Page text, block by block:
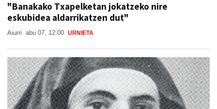
"Banakako Txapelketan jokatzeko nire
eskubidea aldarrikatzen dut"
Aiurri abu 07, 12:00 URNIETA